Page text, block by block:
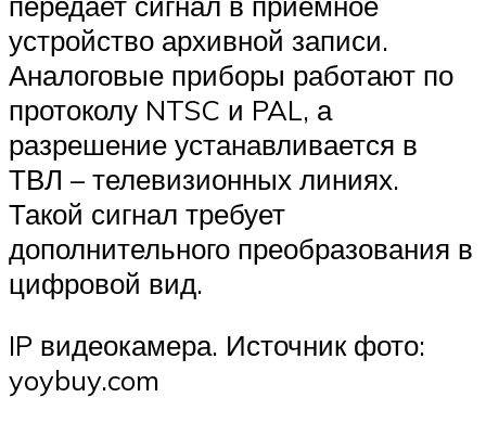
устройство архивной записи.
Аналоговые приборы работают по
протоколу NTSC и PAL, а
разрешение устанавливается в
ТВЛ – телевизионных линиях.
Такой сигнал требует
дополнительного преобразования в
цифровой вид.
IP видеокамера. Источник фото:
yoybuy.com